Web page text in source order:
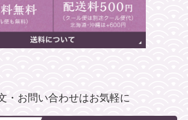
・お問い合わせはお気軽に